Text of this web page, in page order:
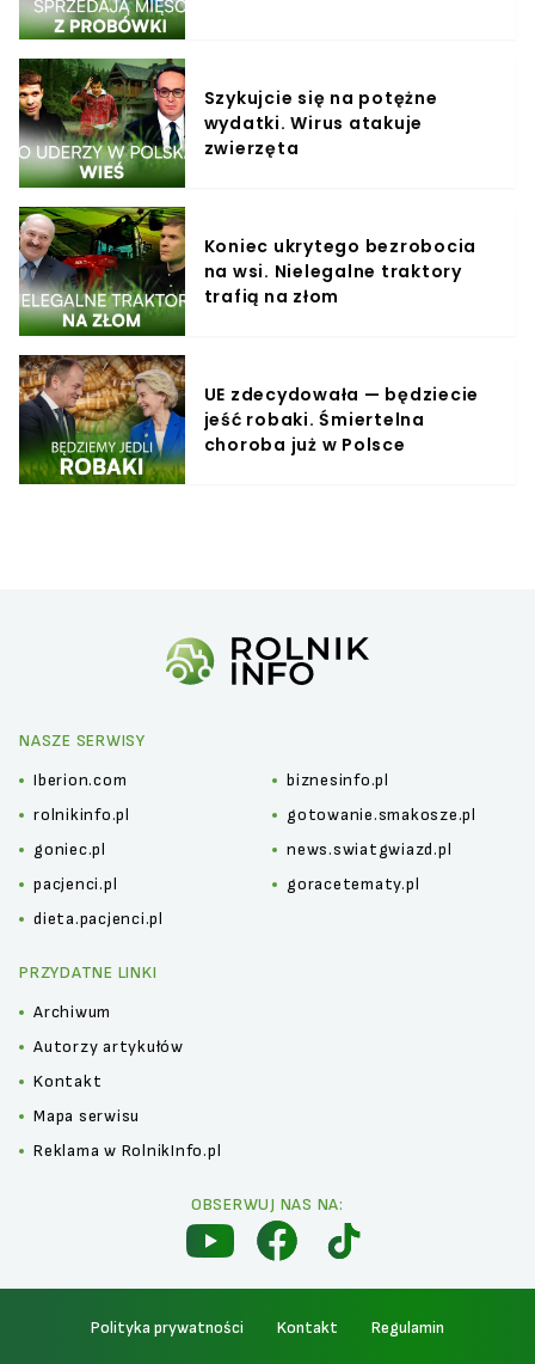
Szykujcie się na potężne
wydatki. Wirus atakuje
zwierzęta
Koniec ukrytego bezrobocia
na wsi. Nielegalne traktory
trafią na złom
UE zdecydowała — będziecie
jeść robaki. Śmiertelna
choroba już w Polsce
NASZE SERWISY
Iberion.com
biznesinfo.pl
rolnikinfo.pl
gotowanie.smakosze.pl
goniec.pl
news.swiatgwiazd.pl
pacjenci.pl
goracetematy.pl
dieta.pacjenci.pl
PRZYDATNE LINKI
Archiwum
Autorzy artykułów
Kontakt
Mapa serwisu
Reklama w RolnikInfo.pl
OBSERWUJ NAS NA:
Polityka prywatności Kontakt Regulamin